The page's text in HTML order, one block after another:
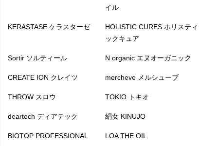
イル
KERASTASE ケラスターゼ
HOLISTIC CURES ホリスティ
ックキュア
Sortir ソルティール N organic エヌオーガニック
CREATE ION クレイツ mercheve メルシューブ
THROW スロウ TOKIO トキオ
deartech ディアテック 絹女 KINUJO
BIOTOP PROFESSIONAL LOA THE OIL